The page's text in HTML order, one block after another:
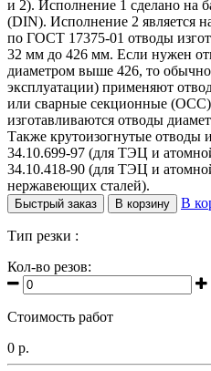
и 2). Исполнение 1 сделано на
(DIN). Исполнение 2 является
по ГОСТ 17375-01 отводы
32 мм до 426 мм. Если нужен
диаметром выше 426, то
эксплуатации) применяют
или сварные секционные
изготавливаются отводы
Также крутоизогнутые отводы
34.10.699-97 (для ТЭЦ и
34.10.418-90 (для ТЭЦ и
нержавеющих сталей).
Быстрый заказ В корзину В
Тип резки :
Кол-во резов:
Стоимость работ
0 р.